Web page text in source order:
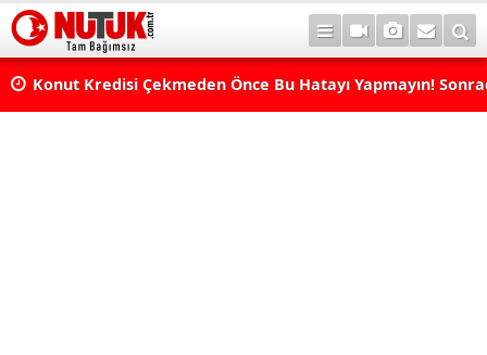
Konut Kredisi Çekmeden Önce Bu Hatayı Yapmayın!